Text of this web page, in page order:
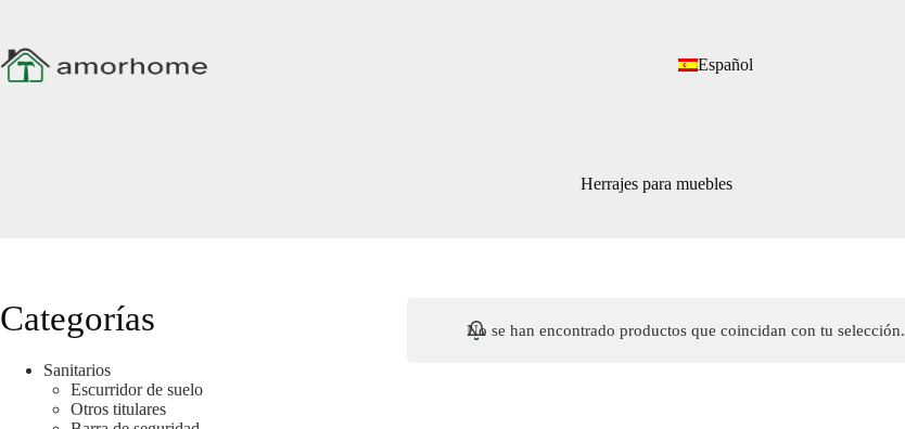
contenido
Español
Herrajes para muebles
No se han encontrado productos que coincidan con tu selección.
Categorías
Sanitarios
Escurridor de suelo
Otros titulares